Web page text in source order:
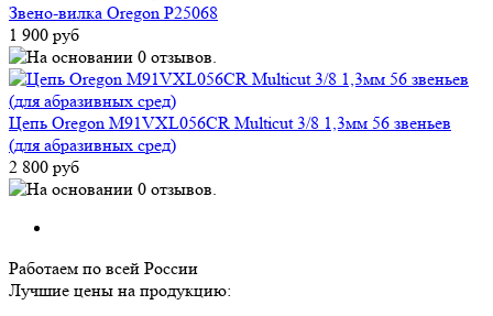
Звено-вилка Oregon P25068
1 900 руб
Цепь Oregon M91VXL056CR Multicut 3/8 1,3мм 56 звеньев
(для абразивных сред)
2 800 руб
Работаем по всей России
Лучшие цены на продукцию: